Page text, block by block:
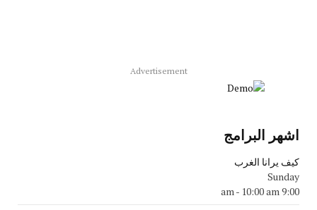
Advertisement
اشهر البرامج
كيف يرانا الغرب
Sunday
9:00 am
- 10:00 am